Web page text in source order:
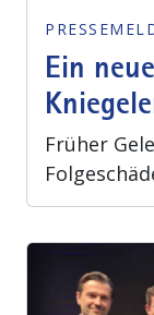
Ein
Früher